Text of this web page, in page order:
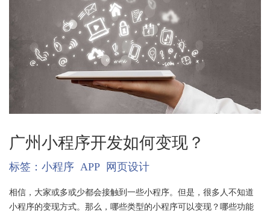
广州小程序开发如何变现？
标签： 小程序 APP 网页设计
相信，大家或多或少都会接触到一些小程序。但是，很多人不知道
小程序的变现方式。那么，哪些类型的小程序可以变现？哪些功能